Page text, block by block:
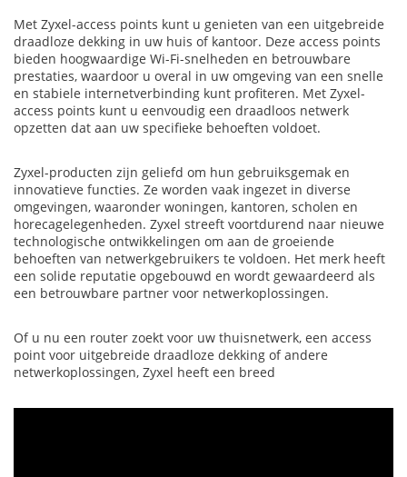
Met Zyxel-access points kunt u genieten van een uitgebreide
draadloze dekking in uw huis of kantoor. Deze access points
bieden hoogwaardige Wi-Fi-snelheden en betrouwbare
prestaties, waardoor u overal in uw omgeving van een snelle
en stabiele internetverbinding kunt profiteren. Met Zyxel-
access points kunt u eenvoudig een draadloos netwerk
opzetten dat aan uw specifieke behoeften voldoet.
Zyxel-producten zijn geliefd om hun gebruiksgemak en
innovatieve functies. Ze worden vaak ingezet in diverse
omgevingen, waaronder woningen, kantoren, scholen en
horecagelegenheden. Zyxel streeft voortdurend naar nieuwe
technologische ontwikkelingen om aan de groeiende
behoeften van netwerkgebruikers te voldoen. Het merk heeft
een solide reputatie opgebouwd en wordt gewaardeerd als
een betrouwbare partner voor netwerkoplossingen.
Of u nu een router zoekt voor uw thuisnetwerk, een access
point voor uitgebreide draadloze dekking of andere
netwerkoplossingen, Zyxel heeft een breed